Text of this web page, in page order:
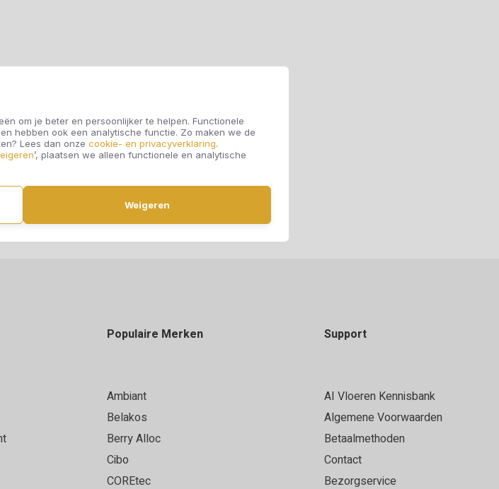
om je beter en persoonlijker te helpen. Functionele
hebben ook een analytische functie. Zo maken we de
Lees dan onze cookie- en privacyverklaring.
’, plaatsen we alleen functionele en analytische
Weigeren
Populaire Merken
Ambiant
Belakos
Berry Alloc
Cibo
COREtec
Support
AI Vloeren Kennisbank
Algemene Voorwaarden
Betaalmethoden
Contact
Bezorgservice